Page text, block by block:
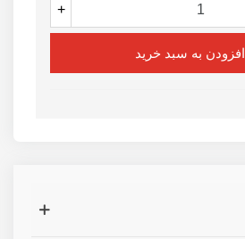
+
افزودن به سبد خرید